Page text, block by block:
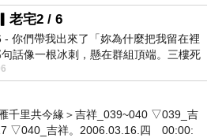
老宅2 / 6
- 你們帶我出來了「妳為什麼把我留在裡
話像一根冰刺，懸在群組頂端。三樓死
裡的人。那個人確實站在
千里共今緣＞吉祥_039~040 ▽039_吉
▽040_吉祥。2006.03.16.四 00:00: